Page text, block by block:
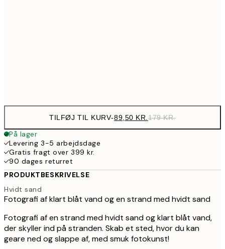
TILFØJ TIL KURV-89,50 KR.179 KR.
På lager
Levering 3-5 arbejdsdage
Gratis fragt over 399 kr.
90 dages returret
PRODUKTBESKRIVELSE
Hvidt sand
Fotografi af klart blåt vand og en strand med hvidt sand
Fotografi af en strand med hvidt sand og klart blåt vand,
der skyller ind på stranden. Skab et sted, hvor du kan
geare ned og slappe af, med smuk fotokunst!